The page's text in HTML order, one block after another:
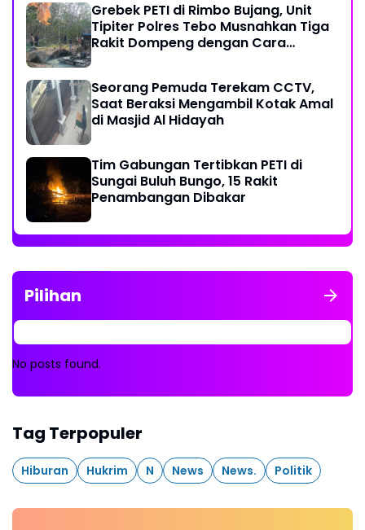
Grebek PETI di Rimbo Bujang, Unit
Tipiter Polres Tebo Musnahkan Tiga
Rakit Dompeng dengan Cara
Seorang Pemuda Terekam CCTV,
Saat Beraksi Mengambil Kotak Amal
di Masjid Al Hidayah
Tim Gabungan Tertibkan PETI di
Sungai Buluh Bungo, 15 Rakit
Penambangan Dibakar
Pilihan
No posts found.
Tag Terpopuler
Hiburan Hukrim N News News. Politik